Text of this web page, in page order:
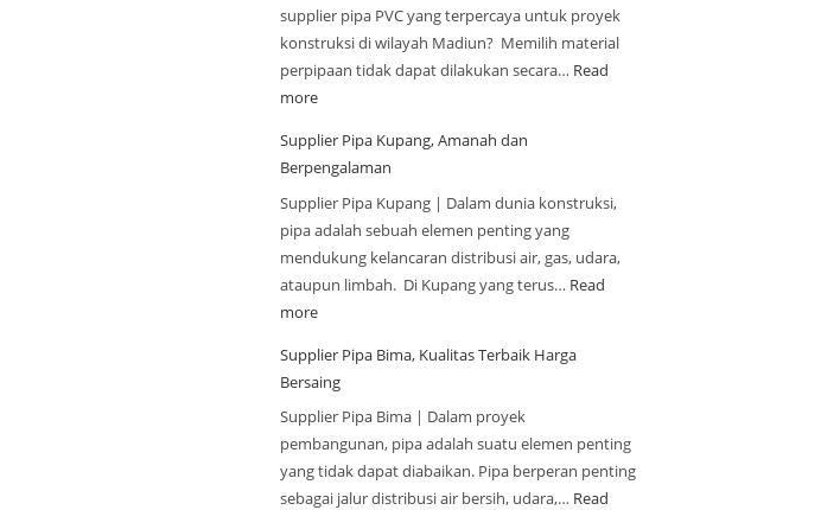
supplier pipa PVC yang terpercaya untuk proyek
konstruksi di wilayah Madiun? Memilih material
perpipaan tidak dapat dilakukan secara… Read
more
Supplier Pipa Kupang, Amanah dan
Berpengalaman
Supplier Pipa Kupang | Dalam dunia konstruksi,
pipa adalah sebuah elemen penting yang
mendukung kelancaran distribusi air, gas, udara,
ataupun limbah. Di Kupang yang terus… Read
more
Supplier Pipa Bima, Kualitas Terbaik Harga
Bersaing
Supplier Pipa Bima | Dalam proyek
pembangunan, pipa adalah suatu elemen penting
yang tidak dapat diabaikan. Pipa berperan penting
sebagai jalur distribusi air bersih, udara,… Read